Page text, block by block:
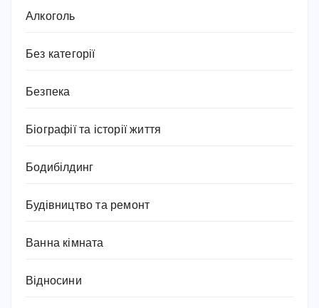
Алкоголь
Без категорії
Безпека
Біографії та історії життя
Бодибілдинг
Будівництво та ремонт
Ванна кімната
Відносини